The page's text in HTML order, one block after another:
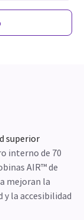
superior
interno de 70
AIR™ de
mejoran la
y la accesibilidad